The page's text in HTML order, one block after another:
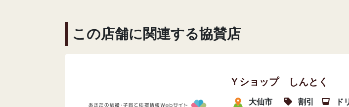
この店舗に関連する協賛店
Ｙショップ しんとく
大仙市 割引
ド